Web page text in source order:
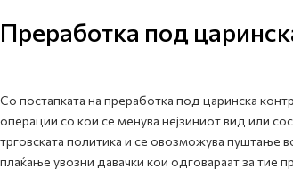
Преработка под
Со постапката на преработка под царинска
операции со кои се менува нејзиниот вид или
трговската политика и се овозможува пуштање
плаќање увозни давачки кои одговараат за тие